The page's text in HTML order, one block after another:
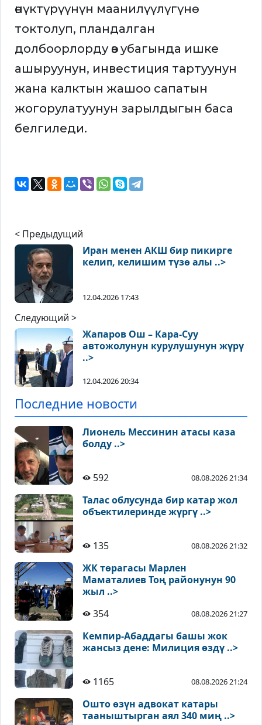
өнүктүрүүнүн маанилүүлүгүнө
токтолуп, пландалган
долбоорлорду өз убагында ишке
ашыруунун, инвестиция тартуунун
жана калктын жашоо сапатын
жогорулатуунун зарылдыгын баса
белгиледи.
< Предыдущий
Иран менен АКШ бир пикирге
келип, келишим түзө алы ..>
12.04.2026 17:43
Следующий >
Жапаров Ош – Кара-Суу
автожолунун курулушунун жүрү
..>
12.04.2026 20:34
Последние новости
Лионель Мессинин атасы каза
болду ..>
592 08.08.2026 21:34
Талас облусунда бир катар жол
объектилеринде жүргү ..>
135 08.08.2026 21:32
ЖК төрагасы Марлен
Маматалиев Тоң районунун 90
жыл ..>
354
08.08.2026 21:27
Кемпир-Абаддагы башы жок
жансыз дене: Милиция өздү ..>
1165 08.08.2026 21:24
Ошто өзүн адвокат катары
тааныштырган аял 340 миң ..>